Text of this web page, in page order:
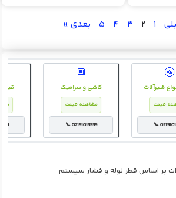
۱ ۲ ۳ ۴ ۵ بعدی »
کاشی و سرامیک
مشاهده قیمت
📞 02191013939
🚰
انواع شیرآلات
قیمت
📞 02191013939
بر اساس قطر لوله و فشار سیستم